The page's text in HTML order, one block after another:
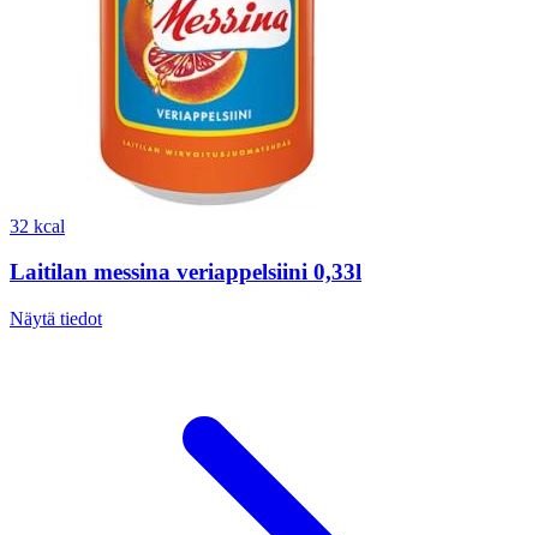
32 kcal
Laitilan messina veriappelsiini 0,33l
Näytä tiedot